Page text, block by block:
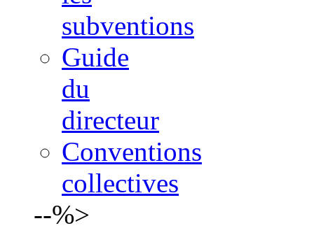
subventions
Guide
du
directeur
Conventions
collectives
--%>